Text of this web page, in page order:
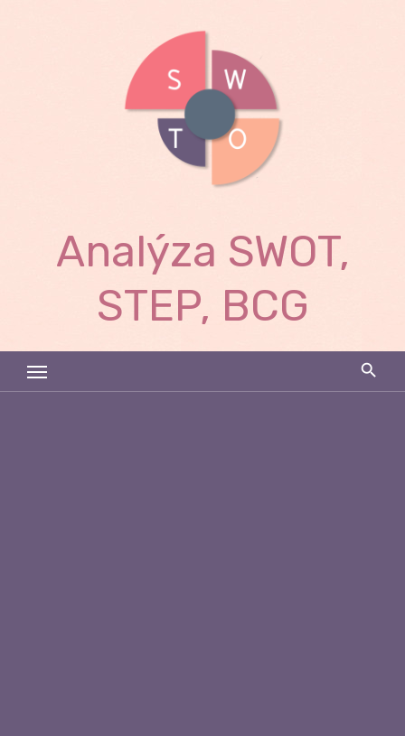
Analýza SWOT,
STEP, BCG